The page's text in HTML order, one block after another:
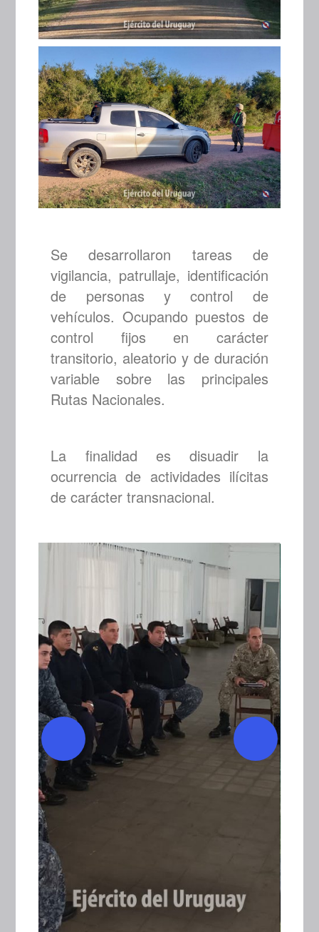
Se desarrollaron tareas de
vigilancia, patrullaje, identificación
de personas y control de
vehículos. Ocupando puestos de
control fijos en carácter
transitorio, aleatorio y de duración
variable sobre las principales
Rutas Nacionales.
La finalidad es disuadir la
ocurrencia de actividades ilícitas
de carácter transnacional.